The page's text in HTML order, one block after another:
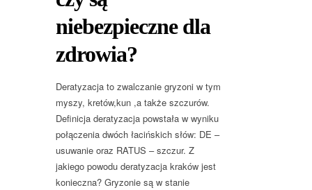
niebezpieczne dla
zdrowia?
Deratyzacja to zwalczanie gryzoni w tym
myszy, kretów,kun ,a także szczurów.
Definicja deratyzacja powstała w wyniku
połączenia dwóch łacińskich słów: DE –
usuwanie oraz RATUS – szczur. Z
jakiego powodu deratyzacja kraków jest
konieczna? Gryzonie są w stanie